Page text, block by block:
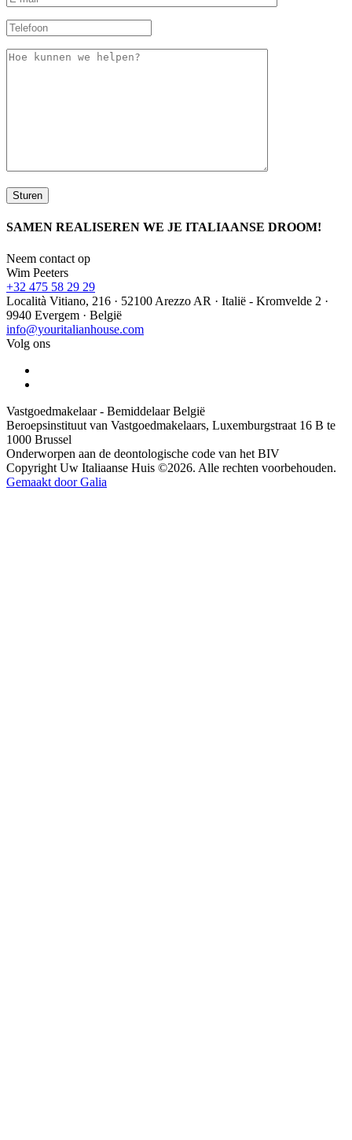
SAMEN REALISEREN WE JE ITALIAANSE DROOM!
Neem contact op
Wim Peeters
+32 475 58 29 29
Località Vitiano, 216 · 52100 Arezzo AR · Italië - Kromvelde 2 ·
9940 Evergem · België
info@youritalianhouse.com
Volg ons
Vastgoedmakelaar - Bemiddelaar België
Beroepsinstituut van Vastgoedmakelaars, Luxemburgstraat 16 B te
1000 Brussel
Onderworpen aan de deontologische code van het BIV
Copyright Uw Italiaanse Huis ©2026. Alle rechten voorbehouden.
Gemaakt door Galia